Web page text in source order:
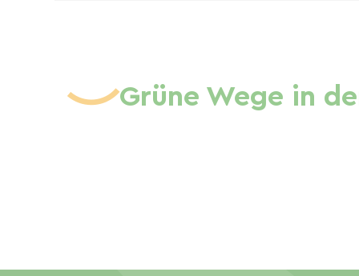
Grüne Wege in